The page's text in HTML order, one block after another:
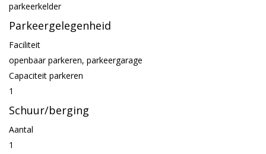
parkeerkelder
Parkeergelegenheid
Faciliteit
openbaar parkeren, parkeergarage
Capaciteit parkeren
1
Schuur/berging
Aantal
1